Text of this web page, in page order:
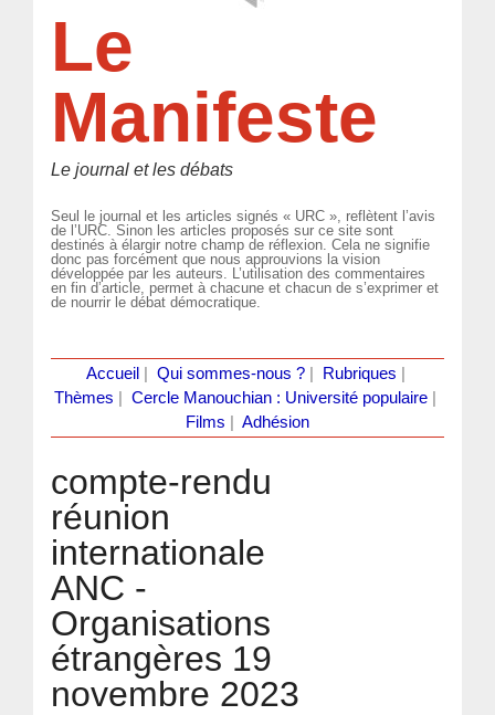
Le
Manifeste
Le journal et les débats
Seul le journal et les articles signés « URC », reflètent l’avis
de l’URC. Sinon les articles proposés sur ce site sont
destinés à élargir notre champ de réflexion. Cela ne signifie
donc pas forcément que nous approuvions la vision
développée par les auteurs. L’utilisation des commentaires
en fin d’article, permet à chacune et chacun de s’exprimer et
de nourrir le débat démocratique.
Accueil Qui sommes-nous ?| Rubriques
Thèmes
Cercle Manouchian : Université populaire
Films
Adhésion
compte-rendu
réunion
internationale
ANC -
Organisations
étrangères 19
novembre 2023